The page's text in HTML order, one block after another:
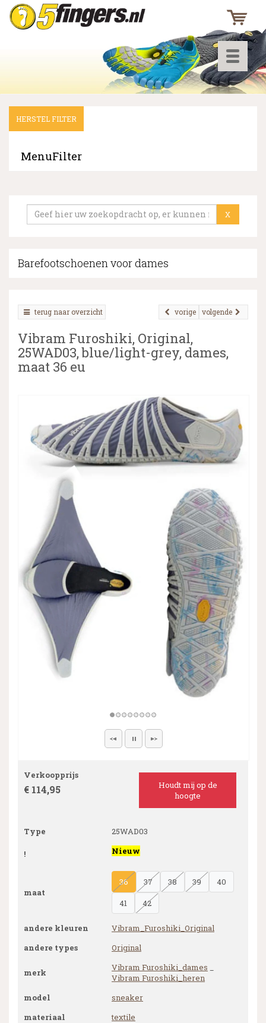
Toggle
▼
▼
HERSTEL FILTER
MenuFilter
X
Barefootschoenen voor dames
terug naar overzicht volgende
vorige
Vibram Furoshiki, Original,
25WAD03, blue/light-grey, dames,
maat 36 eu
Verkoopprijs
€ 114,95
Houdt mij op de
hoogte
Type 25WAD03
! Nieuw
maat
36 37 38 39
40
41
42
andere kleuren
Vibram_Furoshiki_Original
andere types
Original
merk Vibram Furoshiki_dames
Vibram Furoshiki_heren
model
sneaker
materiaal
textile